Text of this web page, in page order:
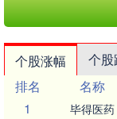
个股涨幅 个股
排名
名称
1
毕得医药